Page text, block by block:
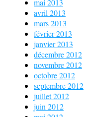
avril 2013
mars 2013
février 2013
janvier 2013
décembre 2012
novembre 2012
octobre 2012
septembre 2012
juillet 2012
juin 2012